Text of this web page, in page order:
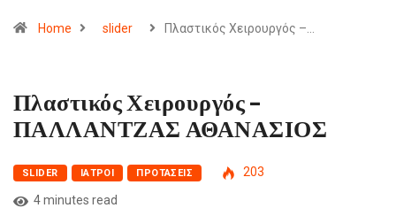
Home slider Πλαστικός Χειρουργός –…
Πλαστικός Χειρουργός –
ΠΑΛΛΑΝΤΖΑΣ ΑΘΑΝΑΣΙΟΣ
SLIDER ΙΑΤΡΟΊ ΠΡΟΤΆΣΕΙΣ
203
4 minutes read